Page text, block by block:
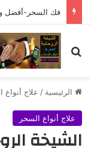
فك السحر-أفضل واقوى
بحث عن
الرئيسية / علاج أنواع
علاج أنواع السحر